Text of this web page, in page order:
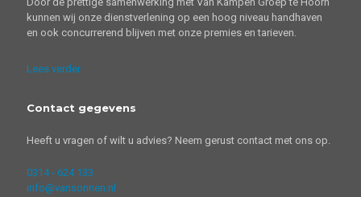
kunnen wij onze dienstverlening op een hoog niveau handhaven
en ook concurrerend blijven met onze premies en tarieven.
Lees verder
Contact gegevens
Heeft u vragen of wilt u advies? Neem gerust contact met ons op.
0314 - 624 133
info@vansonnen.nl